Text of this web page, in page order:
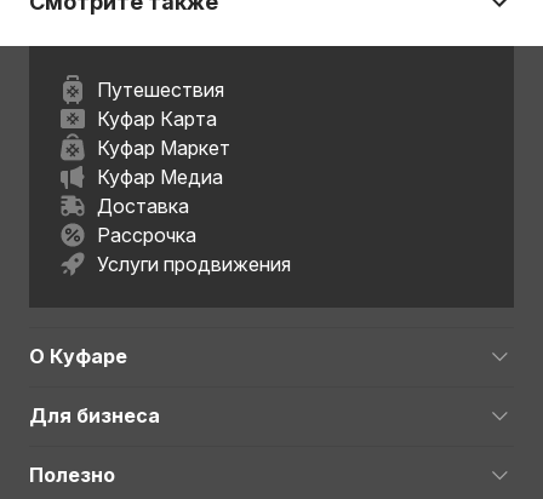
Путешествия
Куфар Карта
Куфар Маркет
Куфар Медиа
Доставка
Рассрочка
Услуги продвижения
О Куфаре
Для бизнеса
Полезно